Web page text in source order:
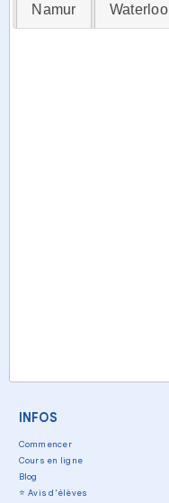
Namur Waterloo
INFOS
Commencer
Cours en ligne
Blog
⭐ Avis d'élèves